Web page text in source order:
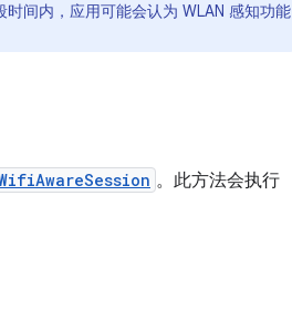
间内，应用可能会认为 WLAN 感知功能
。此方法会执行